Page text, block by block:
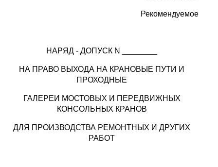
Рекомендуемое
НАРЯД - ДОПУСК N ________
НА ПРАВО ВЫХОДА НА КРАНОВЫЕ ПУТИ И
ПРОХОДНЫЕ
ГАЛЕРЕИ МОСТОВЫХ И ПЕРЕДВИЖНЫХ
КОНСОЛЬНЫХ КРАНОВ
ДЛЯ ПРОИЗВОДСТВА РЕМОНТНЫХ И ДРУГИХ
РАБОТ